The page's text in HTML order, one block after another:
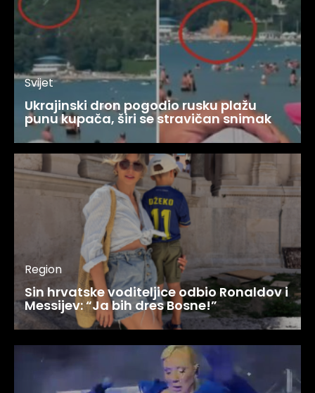
Svijet
Ukrajinski dron pogodio rusku plažu
punu kupača, širi se stravičan snimak
Region
Sin hrvatske voditeljice odbio Ronaldov i
Messijev: “Ja bih dres Bosne!”